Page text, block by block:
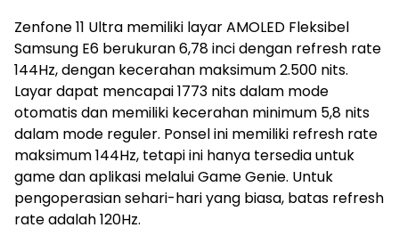
Zenfone 11 Ultra memiliki layar AMOLED Fleksibel
Samsung E6 berukuran 6,78 inci dengan refresh rate
144Hz, dengan kecerahan maksimum 2.500 nits.
Layar dapat mencapai 1773 nits dalam mode
otomatis dan memiliki kecerahan minimum 5,8 nits
dalam mode reguler. Ponsel ini memiliki refresh rate
maksimum 144Hz, tetapi ini hanya tersedia untuk
game dan aplikasi melalui Game Genie. Untuk
pengoperasian sehari-hari yang biasa, batas refresh
rate adalah 120Hz.